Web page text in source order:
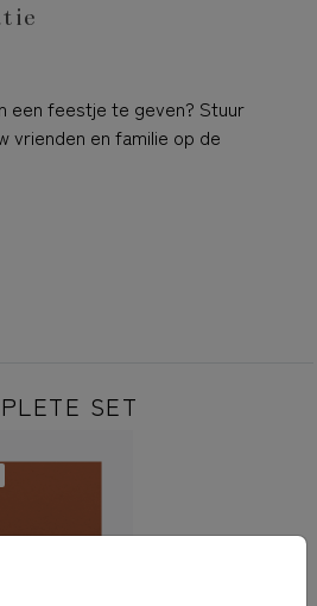
een feestje te geven? Stuur
vrienden en familie op de
verzenden
verzenden, dan versturen wij de
hebben? Verzamel dan
SET